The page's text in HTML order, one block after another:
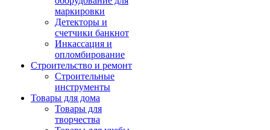
маркировки
Детекторы и
счетчики банкнот
Инкассация и
опломбирование
Строительство и ремонт
Строительные
инструменты
Товары для дома
Товары для
творчества